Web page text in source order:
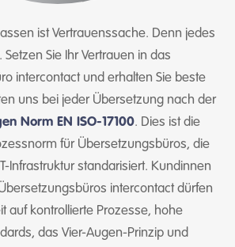
ist Vertrauenssache. Denn jedes
Setzen Sie Ihr Vertrauen in das
intercontact und erhalten Sie beste
uns bei jeder Übersetzung nach der
Norm EN ISO-17100. Dies ist die
für Übersetzungsbüros, die
Infrastruktur standarisiert. Kundinnen
intercontact dürfen
auf kontrollierte Prozesse, hohe
das Vier-Augen-Prinzip und